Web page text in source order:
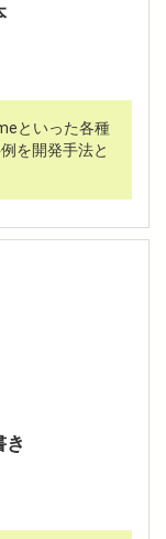
といった各種
を開発手法と